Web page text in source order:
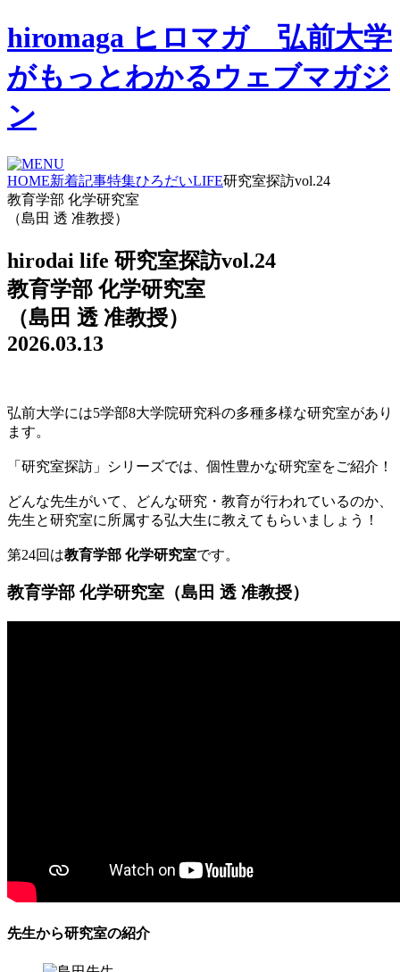
hiromaga ヒロマガ 弘前大学
がもっとわかるウェブマガジ
ン
HOME新着記事特集ひろだいLIFE研究室探訪vol.24
教育学部 化学研究室
（島田 透 准教授）
hirodai life 研究室探訪vol.24
教育学部 化学研究室
（島田 透 准教授）
2026.03.13
弘前大学には5学部8大学院研究科の多種多様な研究室があり
ます。
「研究室探訪」シリーズでは、個性豊かな研究室をご紹介！
どんな先生がいて、どんな研究・教育が行われているのか、
先生と研究室に所属する弘大生に教えてもらいましょう！
第24回は教育学部 化学研究室です。
教育学部 化学研究室（島田 透 准教授）
先生から研究室の紹介